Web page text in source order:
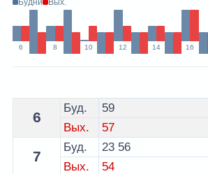
6 8 10 12 14 16
Расписание 5 автобуса Гродно -
6
Буд.
59
Вых.
57
7
Буд. 23 56
Вых.
54